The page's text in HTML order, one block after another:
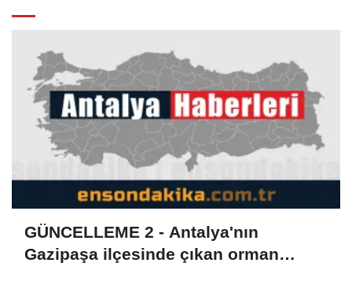
GÜNCELLEME 2 - Antalya'nın
Gazipaşa ilçesinde çıkan orman